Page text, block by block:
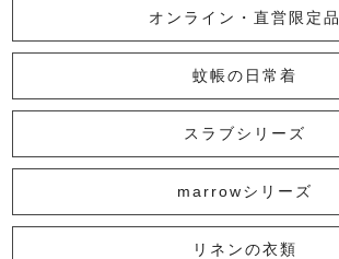
オンライン・直営限定品
蚊帳の日常着
└ インナー
└ トップス
└ ワンピース
└ パンツ
└ スカート
└ 羽織りもの
└ キッズ・ベビー
スラブシリーズ
marrowシリーズ
リネンの衣類